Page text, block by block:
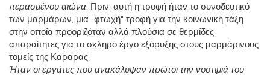
περασμένου αιώνα. Πριν, αυτή η τροφή ήταν το συνοδευτικό
των μαρμάρων, μια "φτωχή" τροφή για την κοινωνική τάξη
στην οποία προοριζόταν αλλά πλούσια σε θερμίδες,
απαραίτητες για το σκληρό έργο εξόρυξης στους μαρμάρινους
τομείς της Καραρας.
Ήταν οι εργάτες που ανακάλυψαν πρώτοι την νοστιμιά του